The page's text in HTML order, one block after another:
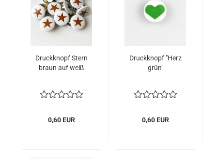
Druckknopf Stern
braun auf weiß
0,60 EUR
Druckknopf "Herz
grün"
0,60 EUR